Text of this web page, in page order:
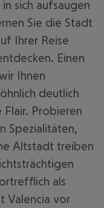
sich aufsaugen
Sie die Stadt
Ihrer Reise
Einen
Ihnen
deutlich
Flair. Probieren
Spezialitäten,
Altstadt treiben
als
Valencia vor